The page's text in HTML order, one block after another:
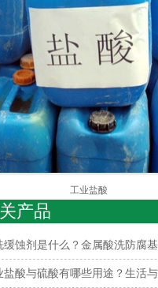
工业盐酸
产品
缓蚀剂是什么？金属酸洗防腐
盐酸与硫酸有哪些用途？生活